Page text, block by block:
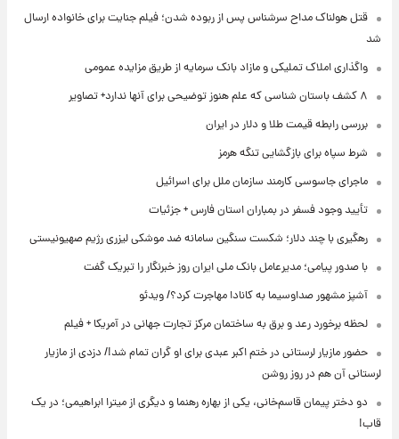
قتل هولناک مداح سرشناس پس از ربوده شدن؛ فیلم جنایت برای خانواده ارسال
شد
واگذاری املاک تملیکی و مازاد بانک سرمایه از طریق مزایده عمومی
۸ کشف باستان شناسی که علم هنوز توضیحی برای آنها ندارد+ تصاویر
بررسی رابطه قیمت طلا و دلار در ایران
شرط سپاه برای بازگشایی تنگه هرمز
ماجرای جاسوسی کارمند سازمان ملل برای اسرائیل
تأیید وجود فسفر در بمباران استان فارس + جزئیات
رهگیری با چند دلار؛ شکست سنگین سامانه ضد موشکی لیزری رژیم صهیونیستی
با صدور پیامی؛ مدیرعامل بانک ملی ایران روز خبرنگار را تبریک گفت
آشپز مشهور صداوسیما به کانادا مهاجرت کرد؟/ ویدئو
لحظه برخورد رعد و برق به ساختمان مرکز تجارت جهانی در آمریکا + فیلم
حضور مازیار لرستانی در ختم اکبر عبدی برای او گران تمام شد!/ دزدی از مازیار
لرستانی آن هم در روز روشن
دو دختر پیمان قاسم‌خانی، یکی از بهاره رهنما و دیگری از میترا ابراهیمی؛ در یک
قاب!